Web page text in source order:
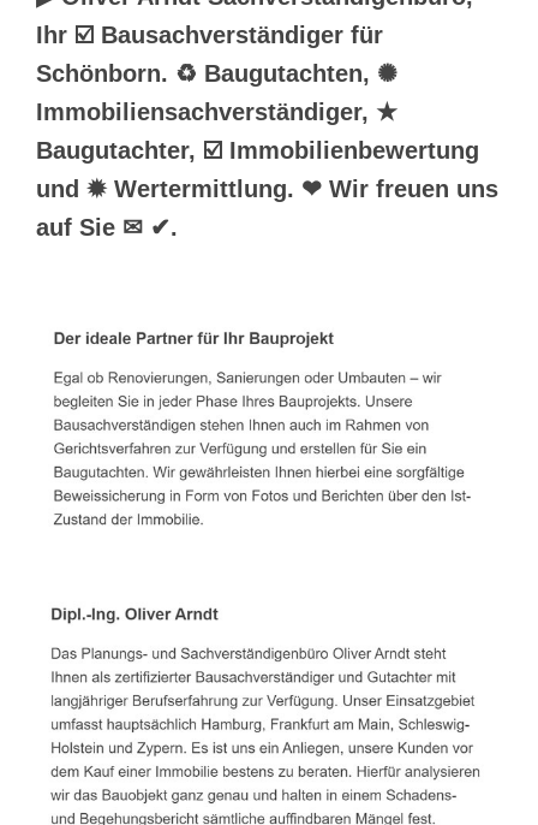
Ihr ☑️ Bausachverständiger für
Schönborn. ♻ Baugutachten, ✺
Immobiliensachverständiger, ★
Baugutachter, ☑️ Immobilienbewertung
und ✹ Wertermittlung. ❤ Wir freuen uns
auf Sie ✉ ✔.